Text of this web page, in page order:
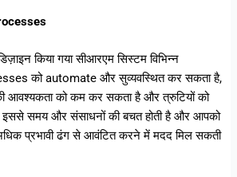
किया गया सीआरएम सिस्टम विभिन्न
को automate और सुव्यवस्थित कर सकता है,
आवश्यकता को कम कर सकता है और त्रुटियों को
समय और संसाधनों की बचत होती है और आपको
प्रभावी ढंग से आवंटित करने में मदद मिल सकती